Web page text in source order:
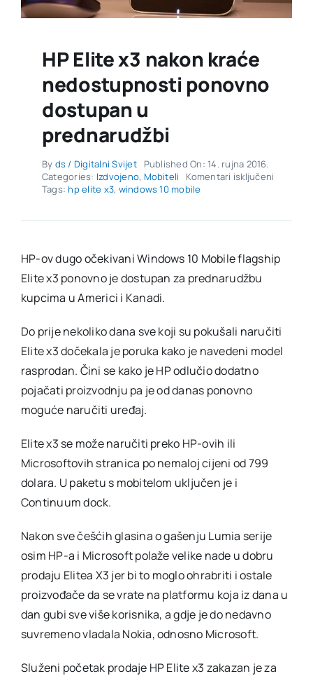
HP Elite x3 nakon kraće
nedostupnosti ponovno
dostupan u
prednarudžbi
By ds / Digitalni Svijet
Published On: 14. rujna 2016.
Categories: Izdvojeno, Mobiteli Komentari isključeni
ponovno
Tags:hp elite x3, windows 10 mobile
HP-ov dugo očekivani Windows 10 Mobile flagship
Elite x3 ponovno je dostupan za prednarudžbu
kupcima u Americi i Kanadi.
Do prije nekoliko dana sve koji su pokušali naručiti
Elite x3 dočekala je poruka kako je navedeni model
rasprodan. Čini se kako je HP odlučio dodatno
pojačati proizvodnju pa je od danas ponovno
moguće naručiti uređaj.
Elite x3 se može naručiti preko HP-ovih ili
Microsoftovih stranica po nemaloj cijeni od 799
dolara. U paketu s mobitelom uključen je i
Continuum dock.
Nakon sve češćih glasina o gašenju Lumia serije
osim HP-a i Microsoft polaže velike nade u dobru
prodaju Elitea X3 jer bi to moglo ohrabriti i ostale
proizvođače da se vrate na platformu koja iz dana u
dan gubi sve više korisnika, a gdje je do nedavno
suvremeno vladala Nokia, odnosno Microsoft.
Služeni početak prodaje HP Elite x3 zakazan je za